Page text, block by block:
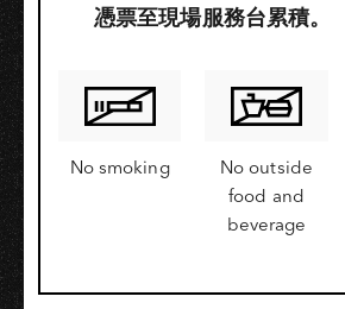
憑票至現場服務台累積。
No smoking
No outside
food and
beverage